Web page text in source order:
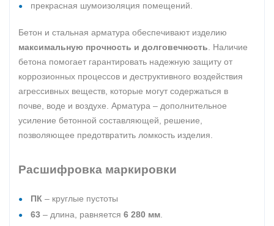
прекрасная шумоизоляция помещений.
Бетон и стальная арматура обеспечивают изделию
максимальную прочность и долговечность . Наличие
бетона помогает гарантировать надежную защиту от
коррозионных процессов и деструктивного воздействия
агрессивных веществ, которые могут содержаться в
почве, воде и воздухе. Арматура – дополнительное
усиление бетонной составляющей, решение,
позволяющее предотвратить ломкость изделия.
Расшифровка маркировки
ПК – круглые пустоты
63 – длина, равняется 6 280 мм